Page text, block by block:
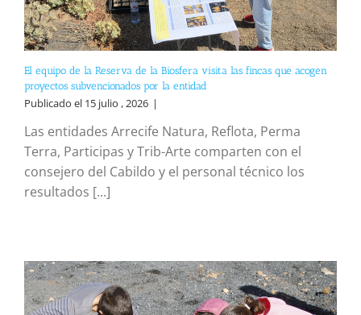
El equipo de la Reserva de la Biosfera visita las fincas que acogen
proyectos subvencionados por la entidad
Publicado el 15 julio , 2026 |
Las entidades Arrecife Natura, Reflota, Perma
Terra, Participas y Trib-Arte comparten con el
consejero del Cabildo y el personal técnico los
resultados [...]